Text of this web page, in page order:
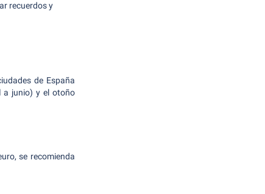
recuerdos y
de España
a junio) y el otoño
se recomienda